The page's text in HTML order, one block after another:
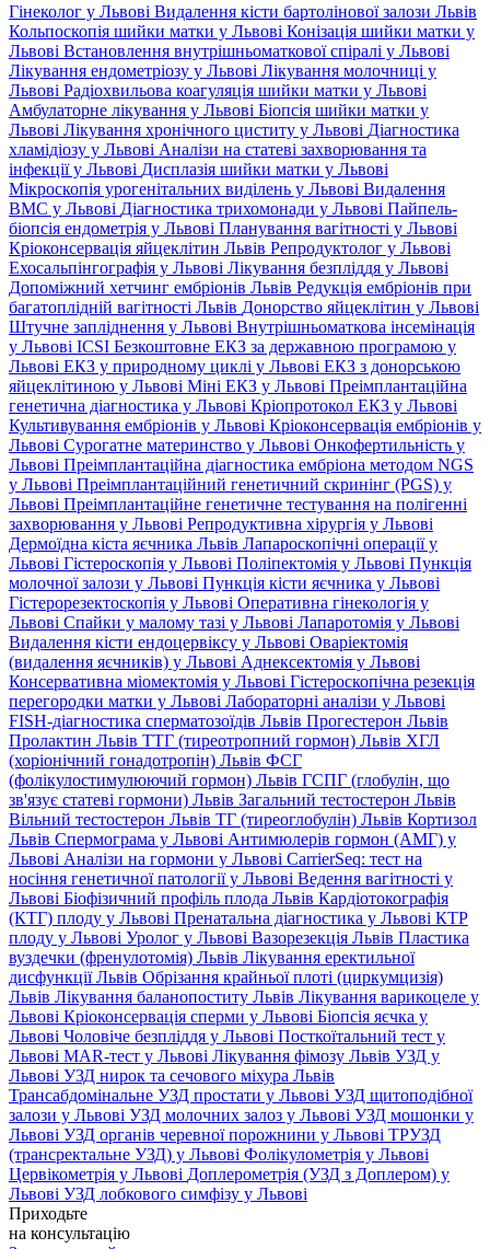
Гінеколог у Львові Видалення кісти бартолінової залози Львів
Кольпоскопія шийки матки у Львові Конізація шийки матки у
Львові Встановлення внутрішньоматкової спіралі у Львові
Лікування ендометріозу у Львові Лікування молочниці у
Львові Радіохвильова коагуляція шийки матки у Львові
Амбулаторне лікування у Львові Біопсія шийки матки у
Львові Лікування хронічного циститу у Львові Діагностика
хламідіозу у Львові Аналізи на статеві захворювання та
інфекції у Львові Дисплазія шийки матки у Львові
Мікроскопія урогенітальних виділень у Львові Видалення
ВМС у Львові Діагностика трихомонади у Львові Пайпель-
біопсія ендометрія у Львові Планування вагітності у Львові
Кріоконсервація яйцеклітин Львів Репродуктолог у Львові
Ехосальпінгографія у Львові Лікування безпліддя у Львові
Допоміжний хетчинг ембріонів Львів Редукція ембріонів при
багатоплідній вагітності Львів Донорство яйцеклітин у Львові
Штучне запліднення у Львові Внутрішньоматкова інсемінація
у Львові ICSI Безкоштовне ЕКЗ за державною програмою у
Львові ЕКЗ у природному циклі у Львові ЕКЗ з донорською
яйцеклітиною у Львові Міні ЕКЗ у Львові Преімплантаційна
генетична діагностика у Львові Кріопротокол ЕКЗ у Львові
Культивування ембріонів у Львові Кріоконсервація ембріонів у
Львові Сурогатне материнство у Львові Онкофертильність у
Львові Преімплантаційна діагностика ембріона методом NGS
у Львові Преімплантаційний генетичний скринінг (PGS) у
Львові Преімплантаційне генетичне тестування на полігенні
захворювання у Львові Репродуктивна хірургія у Львові
Дермоїдна кіста яєчника Львів Лапароскопічні операції у
Львові Гістероскопія у Львові Поліпектомія у Львові Пункція
молочної залози у Львові Пункція кісти яєчника у Львові
Гістерорезектоскопія у Львові Оперативна гінекологія у
Львові Спайки у малому тазі у Львові Лапаротомія у Львові
Видалення кісти ендоцервіксу у Львові Оваріектомія
(видалення яєчників) у Львові Аднексектомія у Львові
Консервативна міомектомія у Львові Гістероскопічна резекція
перегородки матки у Львові Лабораторні аналізи у Львові
FISH-діагностика сперматозоїдів Львів Прогестерон Львів
Пролактин Львів ТТГ (тиреотропний гормон) Львів ХГЛ
(хоріонічний гонадотропін) Львів ФСГ
(фолікулостимулюючий гормон) Львів ГСПГ (глобулін, що
зв'язує статеві гормони) Львів Загальний тестостерон Львів
Вільний тестостерон Львів ТГ (тиреоглобулін) Львів Кортизол
Львів Спермограма у Львові Антимюлерів гормон (АМГ) у
Львові Аналізи на гормони у Львові CarrierSeq: тест на
носіння генетичної патології у Львові Ведення вагітності у
Львові Біофізичний профіль плода Львів Кардіотокографія
(КТГ) плоду у Львові Пренатальна діагностика у Львові КТР
плоду у Львові Уролог у Львові Вазорезекція Львів Пластика
вуздечки (френулотомія) Львів Лікування еректильної
дисфункції Львів Обрізання крайньої плоті (циркумцизія)
Львів Лікування баланопоститу Львів Лікування варикоцеле у
Львові Кріоконсервація сперми у Львові Біопсія яєчка у
Львові Чоловіче безпліддя у Львові Посткоїтальний тест у
Львові MAR-тест у Львові Лікування фімозу Львів УЗД у
Львові УЗД нирок та сечового міхура Львів
Трансабдомінальне УЗД простати у Львові УЗД щитоподібної
залози у Львові УЗД молочних залоз у Львові УЗД мошонки у
Львові УЗД органів черевної порожнини у Львові ТРУЗД
(трансректальне УЗД) у Львові Фолікулометрія у Львові
Цервікометрія у Львові Доплерометрія (УЗД з Доплером) у
Львові УЗД лобкового симфізу у Львові
Приходьте
на консультацію